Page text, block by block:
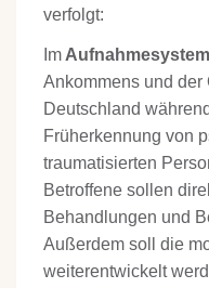
verfolgt:
Im Aufnahmesystem
Ankommens und der
Deutschland
Früherkennung von
traumatisierten
Betroffene sollen
Behandlungen und
Außerdem soll die
weiterentwickelt